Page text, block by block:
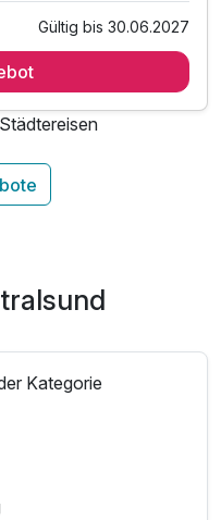
Gültig bis 30.06.2027
Kategorie